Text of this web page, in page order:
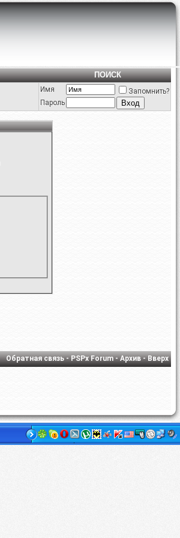
ПОИСК
Имя
Запомнить?
Пароль
Обратная связь-PSPx Forum-Архив-Вверх